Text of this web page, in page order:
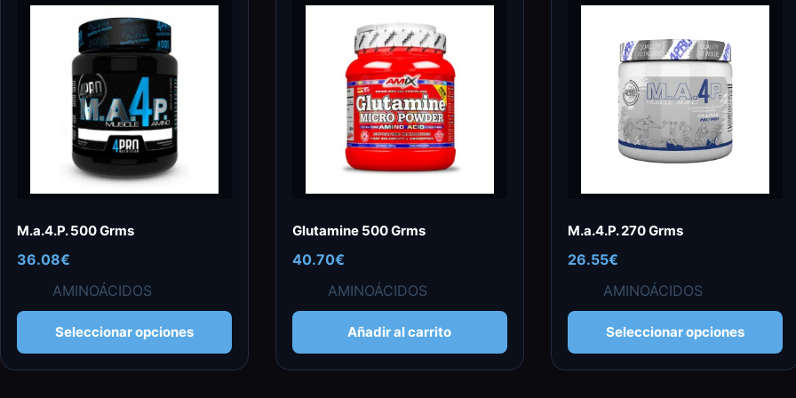
M.a.4.P. 500 Grms
36.08€
AMINOÁCIDOS
Seleccionar opciones
Este
producto
tiene
Glutamine 500 Grms
40.70€
AMINOÁCIDOS
Añadir al carrito
M.a.4.P. 270 Grms
26.55€
AMINOÁCIDOS
Seleccionar opciones
Este
producto
tiene